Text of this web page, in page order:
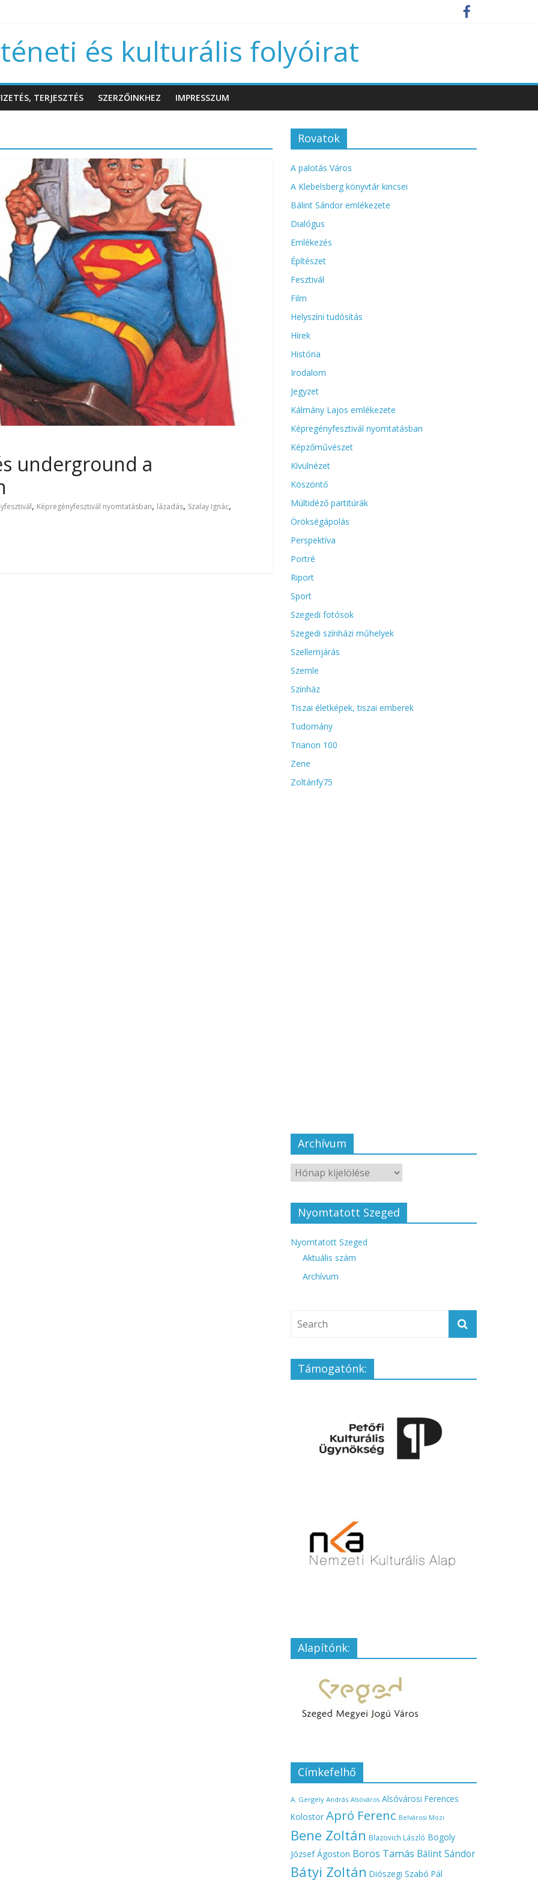
és kulturális folyóirat
TERJESZTÉS SZERZŐINKHEZ IMPRESSZUM
underground a
, Képregényfesztivál nyomtatásban, lázadás, Szalay Ignác,
Rovatok
A palotás Város
A Klebelsberg könyvtár kincsei
Bálint Sándor emlékezete
Dialógus
Emlékezés
Építészet
Fesztivál
Film
Helyszíni tudósítás
Hírek
História
Irodalom
Jegyzet
Kálmány Lajos emlékezete
Képregényfesztivál nyomtatásban
Képzőművészet
Kívülnézet
Köszöntő
Múltidéző partitúrák
Örökségápolás
Perspektíva
Portré
Riport
Sport
Szegedi fotósok
Szegedi színházi műhelyek
Szellemjárás
Szemle
Színház
Tiszai életképek, tiszai emberek
Tudomány
Trianon 100
Zene
Zoltánfy75
Archívum
Nyomtatott Szeged
Nyomtatott Szeged
Aktuális szám
Archívum
Támogatónk:
Alapítónk:
Címkefelhő
A. Gergely András Alsóváros Alsóvárosi Ferences
Kolostor Apró Ferenc Belvárosi Mozi
Bene Zoltán Blazovich László Bogoly
József Ágoston Boros Tamás Bálint Sándor
Bátyi Zoltán Diószegi Szabó Pál